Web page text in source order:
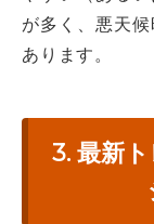
が多く、悪天
あります。
3. 最新